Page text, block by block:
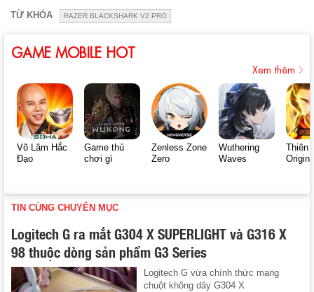
TỪ KHÓA RAZER BLACKSHARK V2 PRO
GAME MOBILE HOT
Xem thêm
Võ Lâm Hắc
Đạo
Game thủ
chơi gì
Zenless Zone
Zero
Wuthering
Waves
Thiên
Origin
TIN CÙNG CHUYÊN MỤC
Logitech G ra mắt G304 X SUPERLIGHT và G316 X
98 thuộc dòng sản phẩm G3 Series
Logitech G vừa chính thức mang
chuột không dây G304 X